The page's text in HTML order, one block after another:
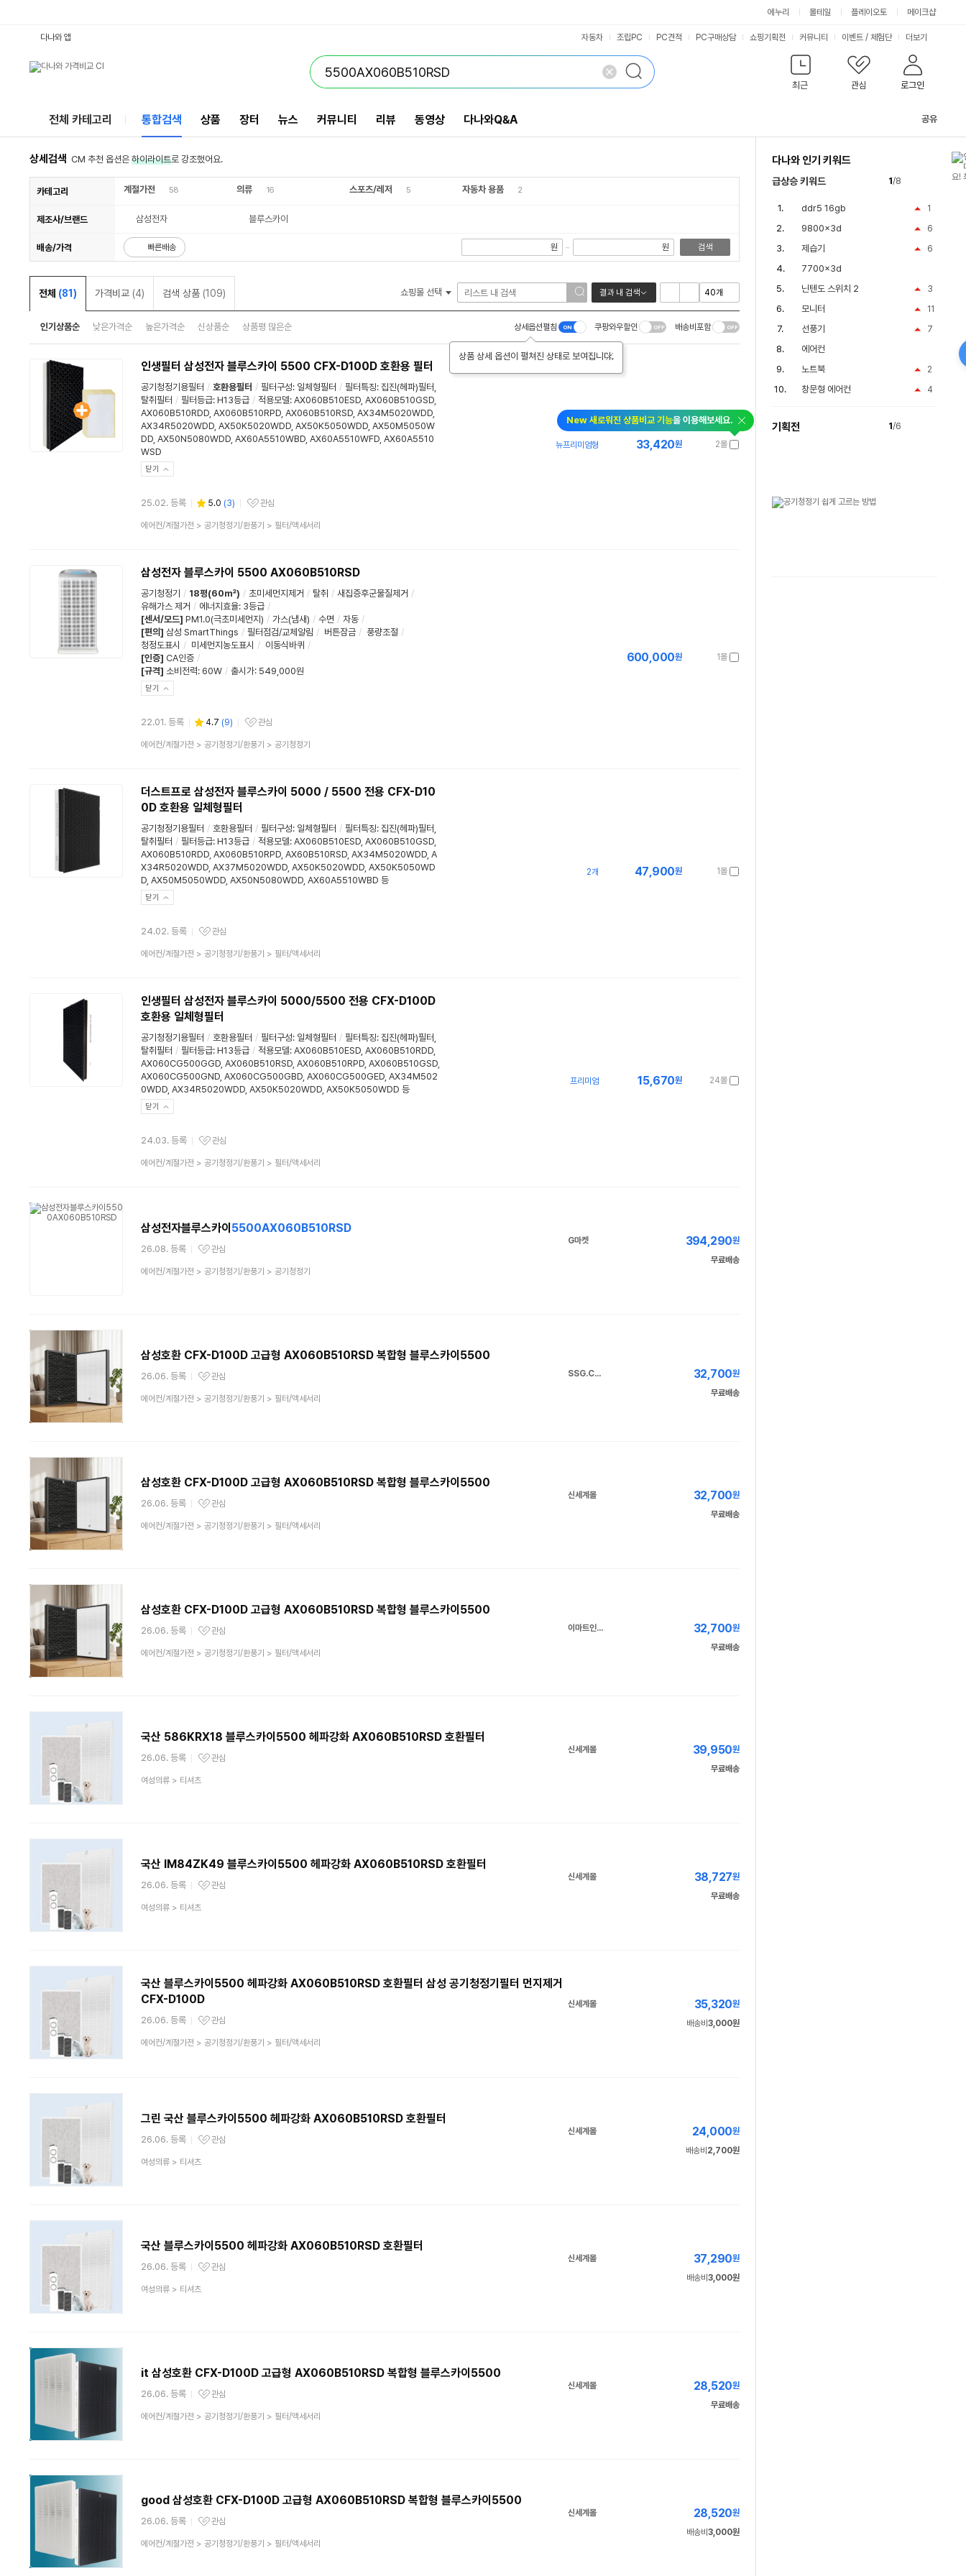
에누리 몰테일 플레이오토 메이크샵
최근 관심 로그인
다나와 앱 자동차 조립PC PC견적 PC구매상담 쇼핑기획전 커뮤니티 이벤트 / 체험단 더보기
전체 카테고리 통합검색 상품 장터 뉴스 커뮤니티 리뷰 동영상 다나와Q&A 공유
상세검색 CM 추천 옵션은 하이라이트로 강조했어요.
카테고리 계절가전 58 의류 16 스포츠/레저 5 자동차 용품 2
제조사/브랜드 삼성전자 블루스카이
배송/가격 빠른배송 원 ~ 원 검색
전체 (81) 가격비교 (4) 검색 상품 (109) 쇼핑몰 선택 결과 내 검색
인기상품순 낮은가격순 높은가격순 신상품순 상품평 많은순 상세옵션펼침
상품 상세 옵션이 펼쳐진 상태로 보여집니다.
쿠팡와우할인 배송비포함
인생필터 삼성전자 블루스카이 5500 CFX-D100D 호환용 필터
공기청정기용필터 / 호환용필터 / 필터구성: 일체형필터 / 필터특징: 집진(헤파)필터
탈취필터 / 필터등급: H13등급 / 적용모델: AX060B510ESD, AX060B510GSD,
AX060B510RDD, AX060B510RPD, AX060B510RSD, AX34M5020WDD,
AX34R5020WDD, AX50K5020WDD, AX50K5050WDD, AX50M5050W
DD, AX50N5080WDD, AX60A5510WBD, AX60A5510WFD, AX60A5510
WSD
닫기
25.02. 등록 5.0 (3)
관심상품
관심
상
에어컨/계절가전 > 공기청정기/환풍기 > 필터/액세서리
New 새로워진 상품비교 기능을 이용해보세요.
2몰
33,420원
뉴프리미엄형
삼성전자 블루스카이 5500 AX060B510RSD
공기청정기 / 18평(60㎡) / 초미세먼지제거 / 탈취 / 새집증후군물질제거 /
유해가스 제거 / 에너지효율: 3등급 /
[센서/모드] PM1.0(극초미세먼지) / 가스(냄새) / 수면 / 자동 /
[편의] 삼성 SmartThings / 필터점검/교체알림 / 버튼잠금 / 풍량조절 /
청정도표시 / 미세먼지농도표시 / 이동식바퀴 /
[인증] CA인증 /
[규격] 소비전력: 60W / 출시가: 549,000원
닫기
22.01. 등록 4.7 (9)
관심상품
관심
상
에어컨/계절가전 > 공기청정기/환풍기 > 공기청정기
1몰
600,000원
더스트프로 삼성전자 블루스카이 5000 / 5500 전용 CFX-D10
0D 호환용 일체형필터
공기청정기용필터 / 호환용필터 / 필터구성: 일체형필터 / 필터특징: 집진(헤파)필터
탈취필터 / 필터등급: H13등급 / 적용모델: AX060B510ESD, AX060B510GSD,
AX060B510RDD, AX060B510RPD, AX60B510RSD, AX34M5020WDD, A
X34R5020WDD, AX37M5020WDD, AX50K5020WDD, AX50K5050WD
D, AX50M5050WDD, AX50N5080WDD, AX60A5510WBD 등
닫기
24.02. 등록
관심상품
관심
상
에어컨/계절가전 > 공기청정기/환풍기 > 필터/액세서리
1몰
47,900원
2개
인생필터 삼성전자 블루스카이 5000/5500 전용 CFX-D100D
호환용 일체형필터
공기청정기용필터 / 호환용필터 / 필터구성: 일체형필터 / 필터특징: 집진(헤파)필터
탈취필터 / 필터등급: H13등급 / 적용모델: AX060B510ESD, AX060B510RDD,
AX060CG500GGD, AX060B510RSD, AX060B510RPD, AX060B510GSD,
AX060CG500GND, AX060CG500GBD, AX060CG500GED, AX34M502
0WDD, AX34R5020WDD, AX50K5020WDD, AX50K5050WDD 등
닫기
24.03. 등록
관심상품
관심
상
에어컨/계절가전 > 공기청정기/환풍기 > 필터/액세서리
24몰
15,670원
프리미엄
삼성전자블루스카이 5500AX060B510RSD
26.08. 등록
관심상품
관심
상
에어컨/계절가전 > 공기청정기/환풍기 > 공기청정기
G마켓 394,290원
무료배송
삼성호환 CFX-D100D 고급형 AX060B510RSD 복합형 블루스카이5500
26.06. 등록
관심상품
관심
상
에어컨/계절가전 > 공기청정기/환풍기 > 필터/액세서리
SSG.COM 32,700원
무료배송
삼성호환 CFX-D100D 고급형 AX060B510RSD 복합형 블루스카이5500
26.06. 등록
관심상품
관심
상
에어컨/계절가전 > 공기청정기/환풍기 > 필터/액세서리
신세계몰 32,700원
무료배송
삼성호환 CFX-D100D 고급형 AX060B510RSD 복합형 블루스카이5500
26.06. 등록
관심상품
관심
상
에어컨/계절가전 > 공기청정기/환풍기 > 필터/액세서리
이마트인터넷쇼핑몰 32,700원
무료배송
국산 586KRX18 블루스카이5500 헤파강화 AX060B510RSD 호환필터
26.06. 등록
관심상품
관심
상
여성의류> 티셔츠
신세계몰 39,950원
무료배송
국산 IM84ZK49 블루스카이5500 헤파강화 AX060B510RSD 호환필터
26.06. 등록
관심상품
관심
상
여성의류> 티셔츠
신세계몰 38,727원
무료배송
국산 블루스카이5500 헤파강화 AX060B510RSD 호환필터 삼성 공기청정기필터 먼지제거
CFX-D100D
26.06. 등록
관심상품
관심
상
에어컨/계절가전 > 공기청정기/환풍기 > 필터/액세서리
신세계몰 35,320원
배송비 3,000원
그린 국산 블루스카이5500 헤파강화 AX060B510RSD 호환필터
26.06. 등록
관심상품
관심
상
여성의류> 티셔츠
신세계몰 24,000원
배송비 2,700원
국산 블루스카이5500 헤파강화 AX060B510RSD 호환필터
26.06. 등록
관심상품
관심
상
여성의류> 티셔츠
신세계몰 37,290원
배송비 3,000원
it 삼성호환 CFX-D100D 고급형 AX060B510RSD 복합형 블루스카이5500
26.06. 등록
관심상품
관심
상
에어컨/계절가전 > 공기청정기/환풍기 > 필터/액세서리
신세계몰 28,520원
무료배송
good 삼성호환 CFX-D100D 고급형 AX060B510RSD 복합형 블루스카이5500
26.06. 등록
관심상품
관심
상
에어컨/계절가전 > 공기청정기/환풍기 > 필터/액세서리
신세계몰 28,520원
배송비 3,000원
다나와 인기 키워드
급상승 키워드 1/8
1
ddr5 16gb
6
9800x3d
6
제습기
7700x3d
3
닌텐도 스위치 2
11
모니터
7
선풍기
에어컨
2
노트북
4
창문형 에어컨
기획전 1/6